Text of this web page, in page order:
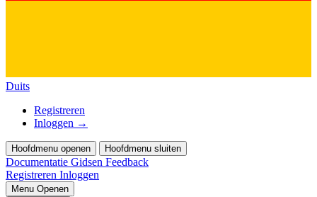
Duits
Registreren
Inloggen →
Hoofdmenu openen Hoofdmenu sluiten
Documentatie Gidsen Feedback
Registreren Inloggen
Menu Openen